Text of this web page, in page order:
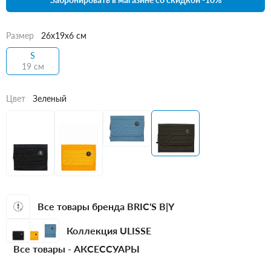
Размер
26x19x6 см
S
19 см
Цвет Зеленый
Все товары бренда BRIC'S B|Y
Коллекция ULISSE
Все товары - АКСЕССУАРЫ